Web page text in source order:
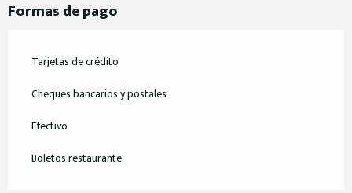
Formas de pago
Tarjetas de crédito
Cheques bancarios y postales
Efectivo
Boletos restaurante